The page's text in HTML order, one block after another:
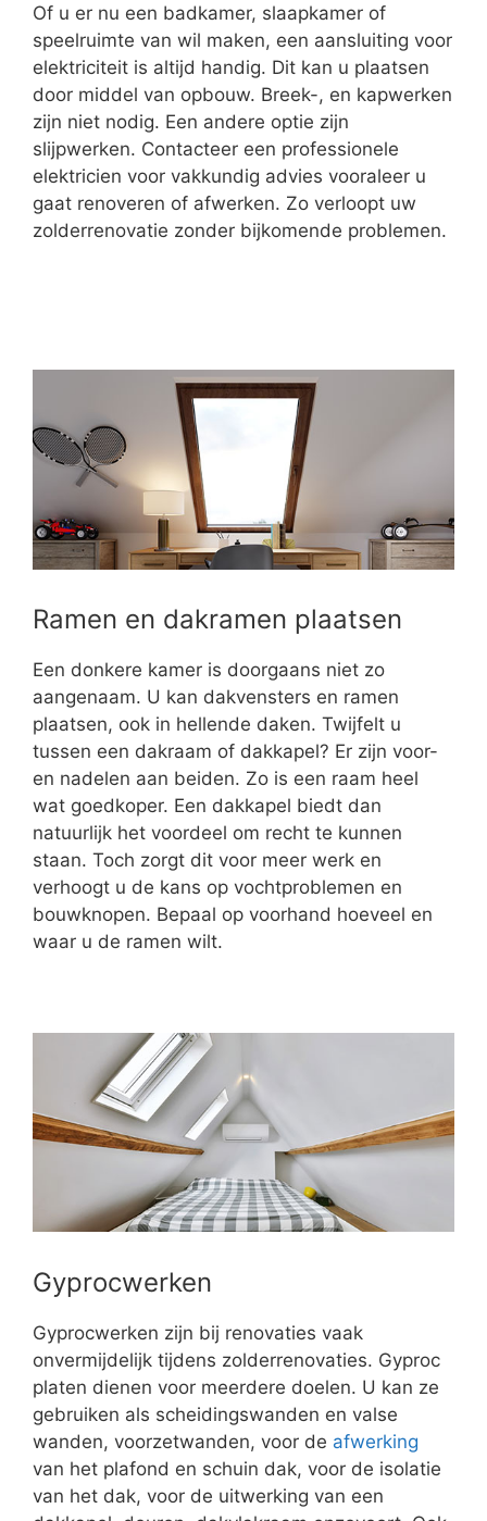
Of u er nu een badkamer, slaapkamer of
speelruimte van wil maken, een aansluiting voor
elektriciteit is altijd handig. Dit kan u plaatsen
door middel van opbouw. Breek-, en kapwerken
zijn niet nodig. Een andere optie zijn
slijpwerken. Contacteer een professionele
elektricien voor vakkundig advies vooraleer u
gaat renoveren of afwerken. Zo verloopt uw
zolderrenovatie zonder bijkomende problemen.
Ramen en dakramen plaatsen
Een donkere kamer is doorgaans niet zo
aangenaam. U kan dakvensters en ramen
plaatsen, ook in hellende daken. Twijfelt u
tussen een dakraam of dakkapel? Er zijn voor-
en nadelen aan beiden. Zo is een raam heel
wat goedkoper. Een dakkapel biedt dan
natuurlijk het voordeel om recht te kunnen
staan. Toch zorgt dit voor meer werk en
verhoogt u de kans op vochtproblemen en
bouwknopen. Bepaal op voorhand hoeveel en
waar u de ramen wilt.
Gyprocwerken
Gyprocwerken zijn bij renovaties vaak
onvermijdelijk tijdens zolderrenovaties. Gyproc
platen dienen voor meerdere doelen. U kan ze
gebruiken als scheidingswanden en valse
wanden, voorzetwanden, voor de afwerking
van het plafond en schuin dak, voor de isolatie
van het dak, voor de uitwerking van een